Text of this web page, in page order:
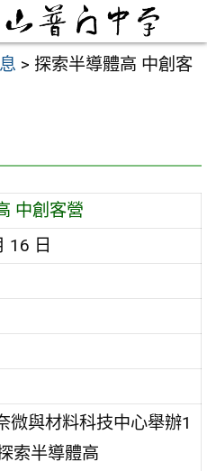
> 探索半導體高 中創客
中創客營
16 日
微與材料科技中心舉辦1
索半導體高